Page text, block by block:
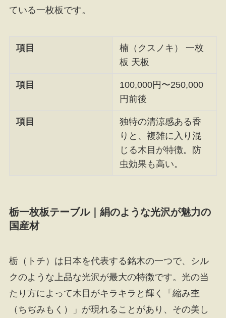
ている一枚板です。
項目
楠（クスノキ） 一枚
板 天板
項目
100,000円〜250,000
円前後
項目
独特の清涼感ある香
りと、複雑に入り混
じる木目が特徴。防
虫効果も高い。
栃一枚板テーブル｜絹のような光沢が魅力の
国産材
栃（トチ）は日本を代表する銘木の一つで、シル
クのような上品な光沢が最大の特徴です。光の当
たり方によって木目がキラキラと輝く「縮み杢
（ちぢみもく）」が現れることがあり、その美し